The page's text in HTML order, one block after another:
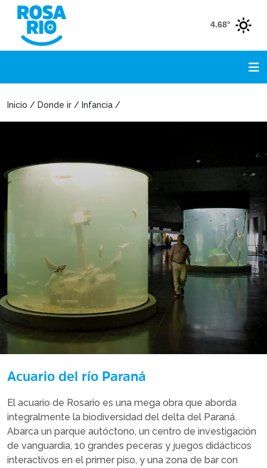
4.68°
Inicio / Donde ir / Infancia /
Acuario del río Paraná
El acuario de Rosario es una mega obra que aborda
integralmente la biodiversidad del delta del Paraná.
Abarca un parque autóctono, un centro de investigación
de vanguardia, 10 grandes peceras y juegos didácticos
interactivos en el primer piso, y una zona de bar con